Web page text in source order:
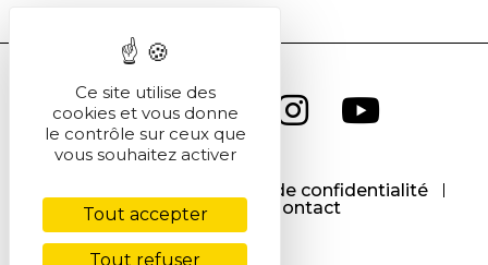
Politique de confidentialité
Cookies
Contact
Ce site utilise des
cookies et vous donne
le contrôle sur ceux que
vous souhaitez activer
Tout accepter
Tout refuser